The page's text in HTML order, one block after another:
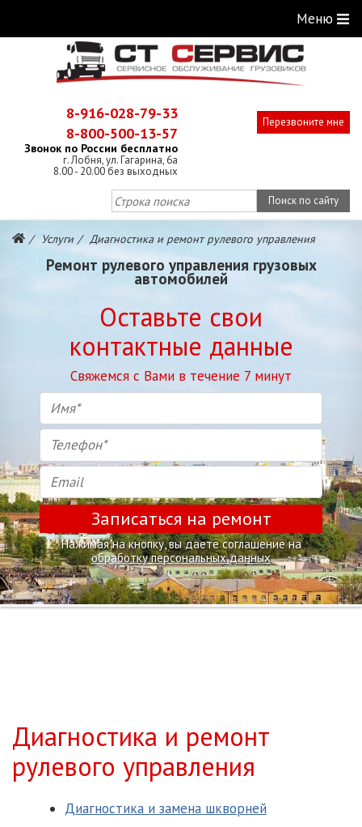
Меню
Перезвоните мне
Поиск по сайту
8-916-028-79-33
8-800-500-13-57
Звонок по России бесплатно
г. Лобня, ул. Гагарина, 6а
8.00 - 20.00 без выходных
Услуги Диагностика и ремонт рулевого управления
Ремонт рулевого управления грузовых
автомобилей
Оставьте свои
контактные данные
Свяжемся с Вами в течение 7 минут
Записаться на ремонт
Нажимая на кнопку, вы даете соглашение на
обработку персональных данных
Диагностика и ремонт
рулевого управления
Диагностика и замена шкворней